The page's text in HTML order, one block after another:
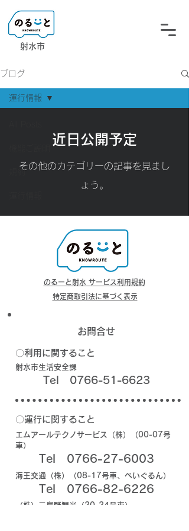
射水市
ブログ
規約
運行情報
近日公開予定
その他のカテゴリーの記事を見まし
ょう。
のるーと射水 サービス利用規約
特定商取引法に基づく表示
お問合せ
〇利用に関すること
射水市生活安全課
Tel 0766-51-6623
〇運行に関すること
エムアールテクノサービス（株）（00-07号
車）
Tel 0766-27-6003
海王交通（株）（08-17号車、べいぐるん）
Tel 0766-82-6226
（株）三島野観光（20-24号車）